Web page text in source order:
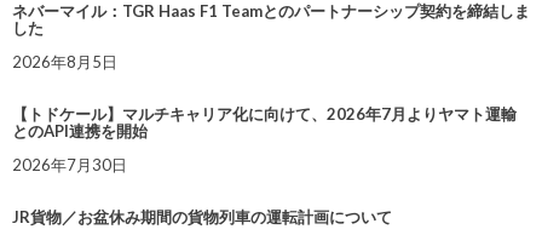
ネバーマイル：TGR Haas F1 Teamとのパートナーシップ契約を締結しま
した
2026年8月5日
【トドケール】マルチキャリア化に向けて、2026年7月よりヤマト運輸
とのAPI連携を開始
2026年7月30日
JR貨物／お盆休み期間の貨物列車の運転計画について